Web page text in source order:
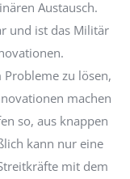
Austausch.
und ist das Militär
zu lösen,
machen
so, aus knappen
kann nur eine
mit dem